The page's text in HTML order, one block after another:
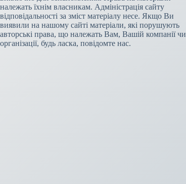
належать їхнім власникам. Адміністрація сайту
відповідальності за зміст матеріалу несе. Якщо Ви
виявили на нашому сайті матеріали, які порушують
авторські права, що належать Вам, Вашій компанії чи
організації, будь ласка, повідомте нас.